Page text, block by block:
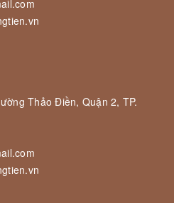
Thảo Điền, Quận 2, TP.